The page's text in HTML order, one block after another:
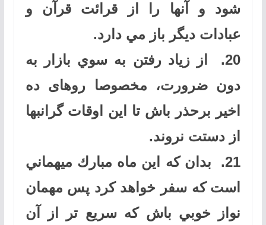
شود و آنها را از قرائت قرآن و
عبادات ديگر باز مي دارد.
20.
از زياد رفتن به سوي بازار به
دون ضرورت، مخصوصا روهای ده
اخیر برحذر باش تا اين اوقات گرانبها
از دستت نروند.
21.
بدان كه اين ماه مبارك ميهماني
است كه سفر خواهد كرد پس مهمان
نواز خوبي باش كه سريع تر از آن